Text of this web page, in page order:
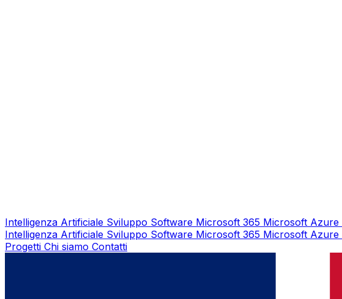
Intelligenza Artificiale Sviluppo Software Microsoft 365 Microsoft Azure
Intelligenza Artificiale Sviluppo Software Microsoft 365 Microsoft Azure
Progetti Chi siamo Contatti